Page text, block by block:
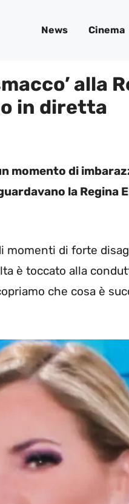
News Cinema
alla
in diretta
momento di
la Regina
di forte
è toccato alla
che cosa è